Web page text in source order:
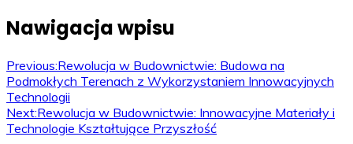
Nawigacja wpisu
Previous:Rewolucja w Budownictwie: Budowa na
Podmokłych Terenach z Wykorzystaniem Innowacyjnych
Technologii
Next:Rewolucja w Budownictwie: Innowacyjne Materiały i
Technologie Kształtujące Przyszłość